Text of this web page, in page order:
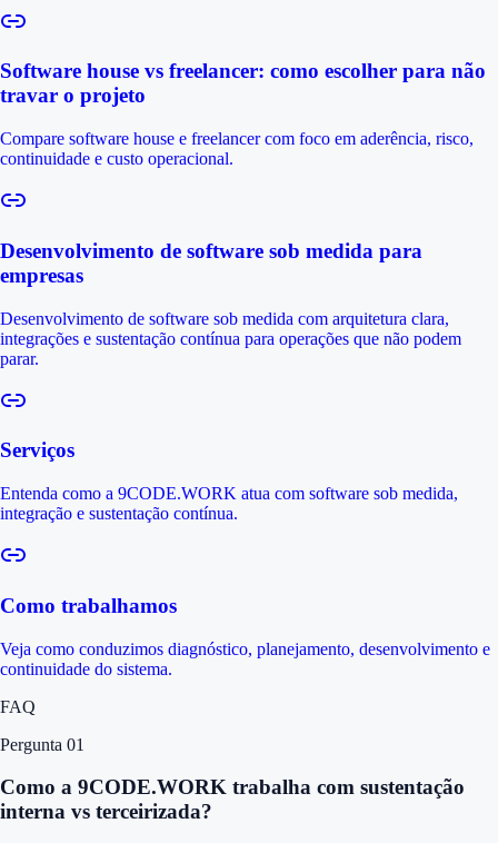
Software house vs freelancer: como escolher para não
travar o projeto
Compare software house e freelancer com foco em aderência, risco,
continuidade e custo operacional.
Desenvolvimento de software sob medida para
empresas
Desenvolvimento de software sob medida com arquitetura clara,
integrações e sustentação contínua para operações que não podem
parar.
Serviços
Entenda como a 9CODE.WORK atua com software sob medida,
integração e sustentação contínua.
Como trabalhamos
Veja como conduzimos diagnóstico, planejamento, desenvolvimento e
continuidade do sistema.
FAQ
Pergunta 01
Como a 9CODE.WORK trabalha com sustentação
interna vs terceirizada?